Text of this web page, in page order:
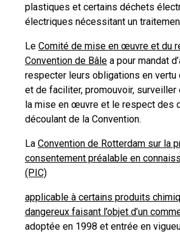
plastiques et certains déchets
électriques nécessitant un
Le Comité de mise en œuvre et du
Convention de Bâle a pour mandat
respecter leurs obligations en vertu
et de faciliter, promouvoir, surveiller
la mise en œuvre et le respect des
découlant de la Convention.
La Convention de Rotterdam sur la
consentement préalable en
(PIC)
applicable à certains produits
dangereux faisant l’objet d’un
adoptée en 1998 et entrée en